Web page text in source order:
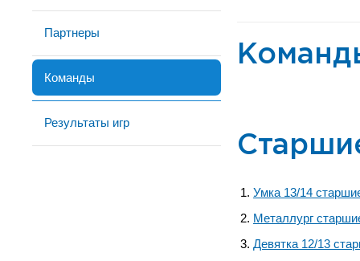
Партнеры
Команды
Результаты игр
Умка 13/14
Металлург
Девятка 12/13